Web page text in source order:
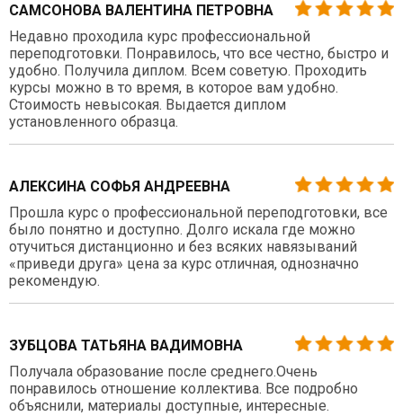
САМСОНОВА ВАЛЕНТИНА ПЕТРОВНА
Недавно проходила курс профессиональной
переподготовки. Понравилось, что все честно, быстро и
удобно. Получила диплом. Всем советую. Проходить
курсы можно в то время, в которое вам удобно.
Стоимость невысокая. Выдается диплом
установленного образца.
АЛЕКСИНА СОФЬЯ АНДРЕЕВНА
Прошла курс о профессиональной переподготовки, все
было понятно и доступно. Долго искала где можно
отучиться дистанционно и без всяких навязываний
«приведи друга» цена за курс отличная, однозначно
рекомендую.
ЗУБЦОВА ТАТЬЯНА ВАДИМОВНА
Получала образование после среднего.Очень
понравилось отношение коллектива. Все подробно
объяснили, материалы доступные, интересные.